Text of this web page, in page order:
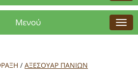
Μενού
/ ΑΞΕΣΟΥΑΡ ΠΑΝΙΩΝ